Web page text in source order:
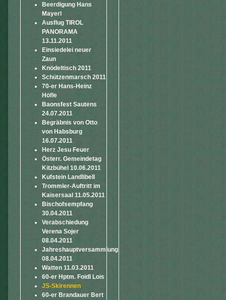
Beerdigung Hans
Mayerl
Ausflug TIROL
PANORAMA
13.11.2011
Einsiedelei neuer
Zaun
Knödeltisch 2011
Schützenmarsch 2011
70-er Hans-Heinz
Höfle
Baonsfest Sautens
24.07.2011
Begräbnis von Otto
von Habsburg
16.07.2011
Herz Jesu Feuer
Österr. Gemeindetag
Kitzbühel 10.06.2011
Kufstein Landlibell
Trommler-Auftritt im
Kaisersaal 11.05.2011
Bischofsempfang
30.04.2011
Verabschiedung
Verena Sojer
08.04.2011
Jahreshauptversammlung
08.04.2011
Watten 11.03.2011
60-er Hptm. Foidl Lois
JS-Skirennen
60-er Brandauer Bert